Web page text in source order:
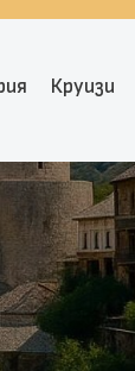
Круизи